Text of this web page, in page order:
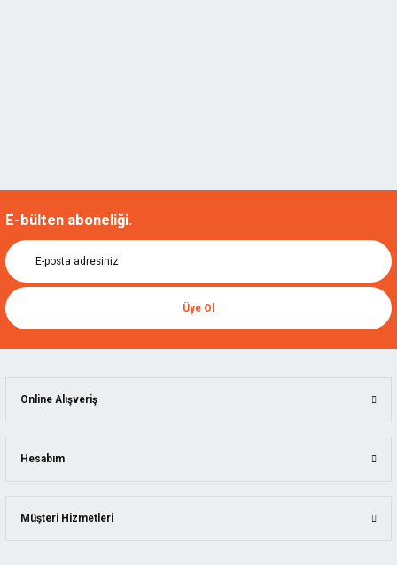
E-bülten aboneliği.
Üye Ol
Online Alışveriş
Hesabım
Müşteri Hizmetleri